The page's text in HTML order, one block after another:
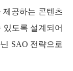
공하는 콘텐츠
도록 설계되어
SAO 전략으로